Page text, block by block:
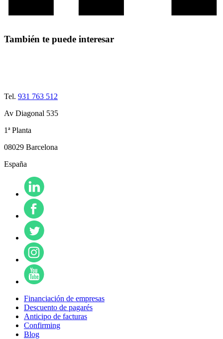
También te puede interesar
Tel. 931 763 512
Av Diagonal 535
1ª Planta
08029 Barcelona
España
Financiación de empresas
Descuento de pagarés
Anticipo de facturas
Confirming
Blog